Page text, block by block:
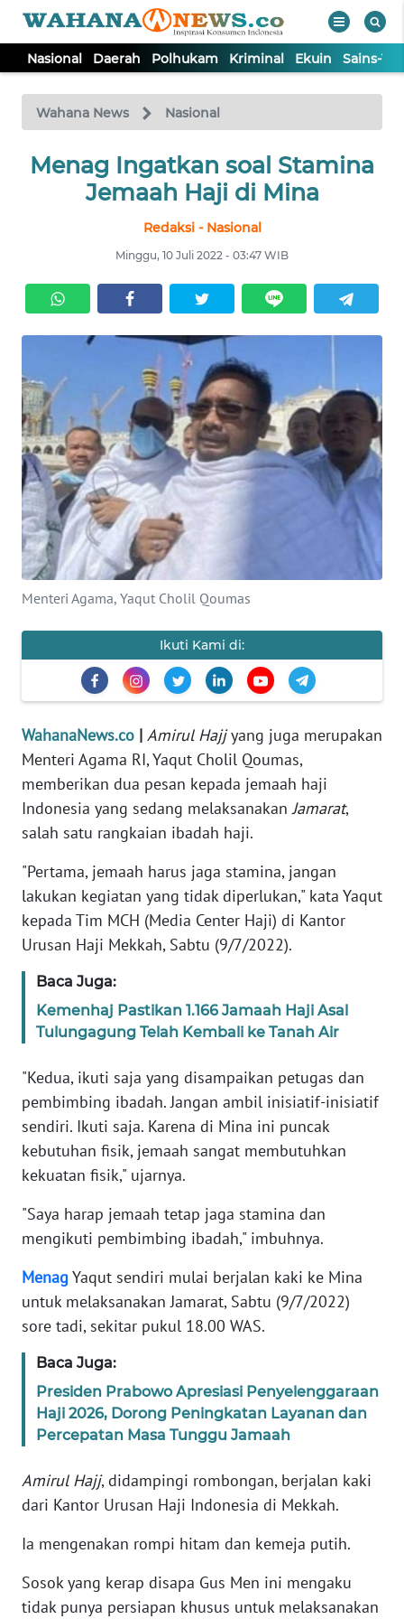
Nasional Daerah Polhukam Kriminal Ekuin Sains-
Wahana News Nasional
Menag Ingatkan soal Stamina
Jemaah Haji di Mina
Redaksi - Nasional
Minggu, 10 Juli 2022 - 03:47 WIB
Menteri Agama, Yaqut Cholil Qoumas
Ikuti Kami di:
WahanaNews.co | Amirul Hajjyang juga merupakan
Menteri Agama RI, Yaqut Cholil Qoumas,
memberikan dua pesan kepada jemaah haji
Indonesia yang sedang melaksanakanJamarat,
salah satu rangkaian ibadah haji.
"Pertama, jemaah harus jaga stamina, jangan
lakukan kegiatan yang tidak diperlukan," kata Yaqut
kepada Tim MCH (Media Center Haji) di Kantor
Urusan Haji Mekkah, Sabtu (9/7/2022).
Baca Juga:
Kemenhaj Pastikan 1.166 Jamaah Haji Asal
Tulungagung Telah Kembali ke Tanah Air
"Kedua, ikuti saja yang disampaikan petugas dan
pembimbing ibadah. Jangan ambil inisiatif-inisiatif
sendiri. Ikuti saja. Karena di Mina ini puncak
kebutuhan fisik, jemaah sangat membutuhkan
kekuatan fisik," ujarnya.
"Saya harap jemaah tetap jaga stamina dan
mengikuti pembimbing ibadah," imbuhnya.
Menag Yaqut sendiri mulai berjalan kaki ke Mina
untuk melaksanakan Jamarat, Sabtu (9/7/2022)
sore tadi, sekitar pukul 18.00 WAS.
Baca Juga:
Presiden Prabowo Apresiasi Penyelenggaraan
Haji 2026, Dorong Peningkatan Layanan dan
Percepatan Masa Tunggu Jamaah
Amirul Hajj, didampingi rombongan, berjalan kaki
dari Kantor Urusan Haji Indonesia di Mekkah.
Ia mengenakan rompi hitam dan kemeja putih.
Sosok yang kerap disapa Gus Men ini mengaku
tidak punya persiapan khusus untuk melaksanakan
TV
Tutup
NASIONAL
KRIMINAL
SAINS-TEKNO
KESEHATAN
INTERNASIONAL
SERBA-SERBI
OLAHRAGA
EDITORIAL
Informasi
BERITA
KONTAK
KAMI
INFO
IKLAN
KAMI
PEDOMAN
MEDIA
SIBER
REDAKSI
DISCLAIMER
Wahana
Regional
WN
WN
JABAR